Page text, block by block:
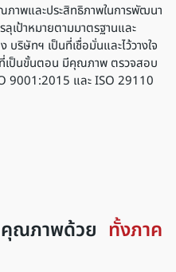
าพและประสิทธิภาพในการพัฒนา
เป้าหมายตามมาตรฐานและ
ริษัทฯ เป็นที่เชื่อมั่นและไว้วางใจ
ที่เป็นขั้นตอน มีคุณภาพ ตรวจสอบ
9001:2015 และ ISO 29110
คุณภาพด้วย ทั้งภาค